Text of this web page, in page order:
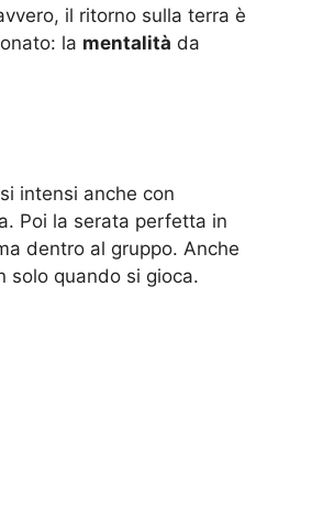
il ritorno sulla terra è
la mentalità da
intensi anche con
Poi la serata perfetta in
dentro al gruppo. Anche
solo quando si gioca.